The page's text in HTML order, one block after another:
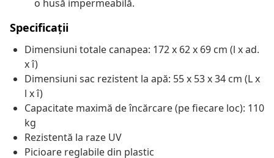
o husă impermeabilă.
Specificații
Dimensiuni totale canapea: 172 x 62 x 69 cm (l x ad.
x î)
Dimensiuni sac rezistent la apă: 55 x 53 x 34 cm (L x
l x î)
Capacitate maximă de încărcare (pe fiecare loc): 110
kg
Rezistentă la raze UV
Picioare reglabile din plastic